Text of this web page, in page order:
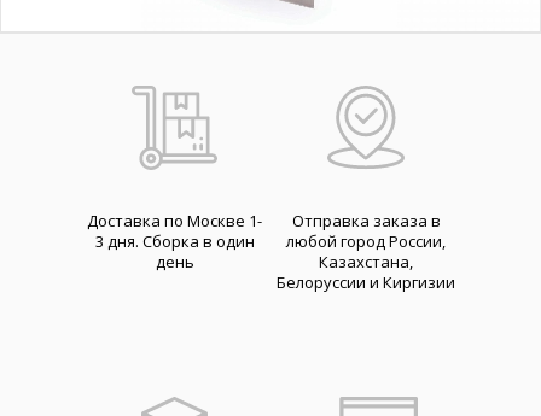
Доставка по Москве 1-
3 дня. Cборка в один
день
Отправка заказа в
любой город России,
Казахстана,
Белоруссии и Киргизии